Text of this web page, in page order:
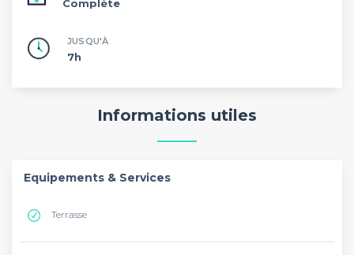
Complète
JUSQU'À
7h
Informations utiles
Equipements & Services
Terrasse